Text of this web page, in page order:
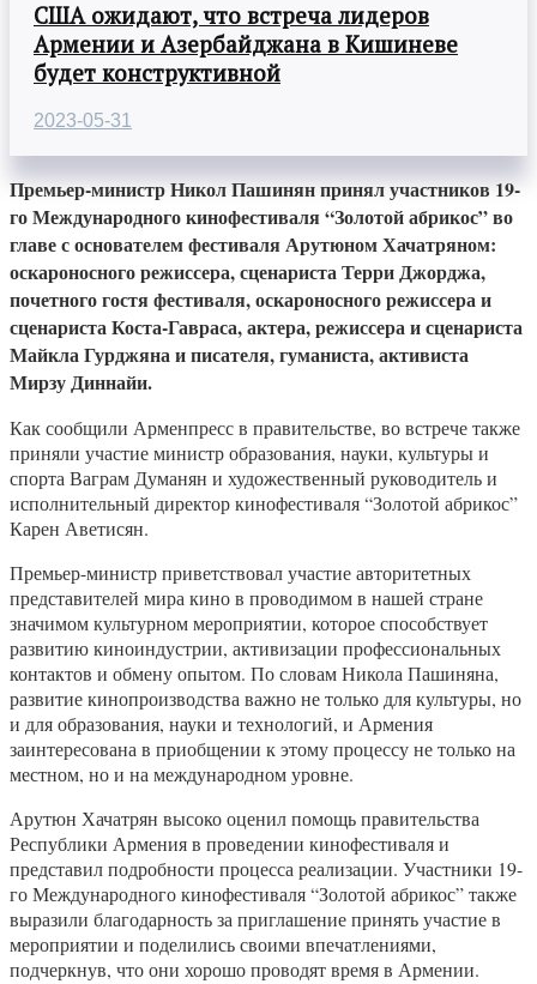
США ожидают, что встреча лидеров
Армении и Азербайджана в Кишиневе
будет конструктивной
2023-05-31
Премьер-министр Никол Пашинян принял участников 19-
го Международного кинофестиваля “Золотой абрикос” во
главе с основателем фестиваля Арутюном Хачатряном:
оскароносного режиссера, сценариста Терри Джорджа,
почетного гостя фестиваля, оскароносного режиссера и
сценариста Коста-Гавраса, актера, режиссера и сценариста
Майкла Гурджяна и писателя, гуманиста, активиста
Мирзу Диннайи.
Как сообщили Арменпресс в правительстве, во встрече также
приняли участие министр образования, науки, культуры и
спорта Ваграм Думанян и художественный руководитель и
исполнительный директор кинофестиваля “Золотой абрикос”
Карен Аветисян.
Премьер-министр приветствовал участие авторитетных
представителей мира кино в проводимом в нашей стране
значимом культурном мероприятии, которое способствует
развитию киноиндустрии, активизации профессиональных
контактов и обмену опытом. По словам Никола Пашиняна,
развитие кинопроизводства важно не только для культуры, но
и для образования, науки и технологий, и Армения
заинтересована в приобщении к этому процессу не только на
местном, но и на международном уровне.
Арутюн Хачатрян высоко оценил помощь правительства
Республики Армения в проведении кинофестиваля и
представил подробности процесса реализации. Участники 19-
го Международного кинофестиваля “Золотой абрикос” также
выразили благодарность за приглашение принять участие в
мероприятии и поделились своими впечатлениями,
подчеркнув, что они хорошо проводят время в Армении.